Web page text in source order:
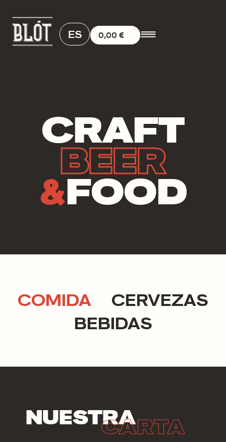
ES 0,00 €
CRAFT
BEER
&FOOD
COMIDA
CERVEZAS
BEBIDAS
NUESTRACARTA